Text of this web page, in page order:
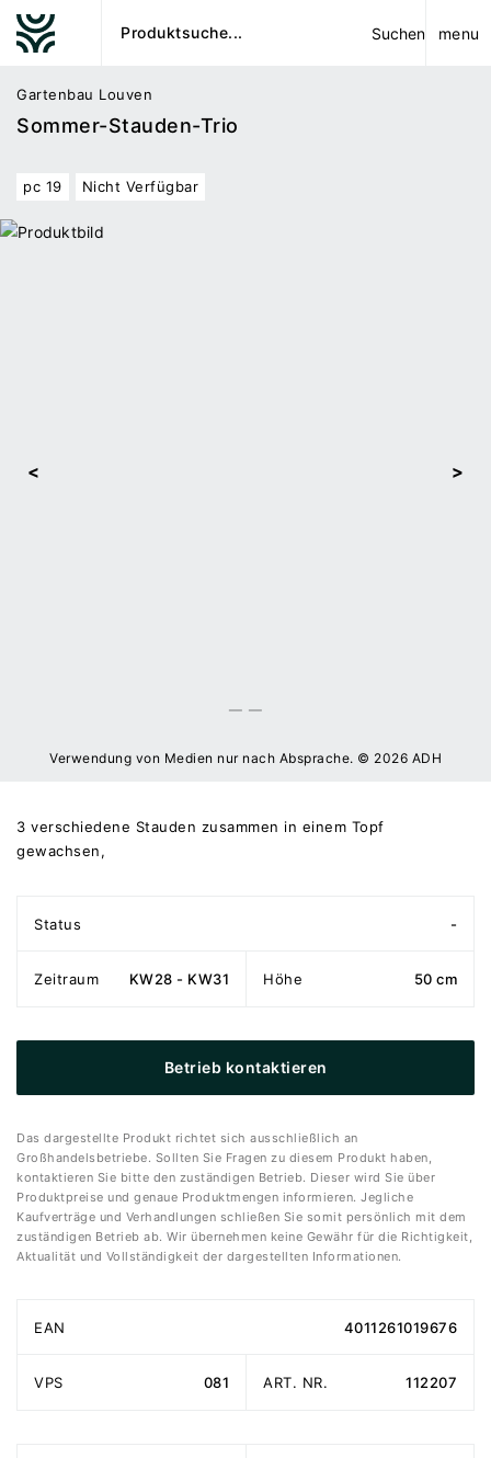
Suchen menu
Gartenbau Louven
Sommer-Stauden-Trio
pc 19 Nicht Verfügbar
< >
Verwendung von Medien nur nach Absprache. © 2026 ADH
3 verschiedene Stauden zusammen in einem Topf
gewachsen,
Status -
Zeitraum KW28 - KW31 Höhe 50 cm
Betrieb kontaktieren
Das dargestellte Produkt richtet sich ausschließlich an
Großhandelsbetriebe. Sollten Sie Fragen zu diesem Produkt haben,
kontaktieren Sie bitte den zuständigen Betrieb. Dieser wird Sie über
Produktpreise und genaue Produktmengen informieren. Jegliche
Kaufverträge und Verhandlungen schließen Sie somit persönlich mit dem
zuständigen Betrieb ab. Wir übernehmen keine Gewähr für die Richtigkeit,
Aktualität und Vollständigkeit der dargestellten Informationen.
EAN 4011261019676
VPS 081 ART. NR. 112207